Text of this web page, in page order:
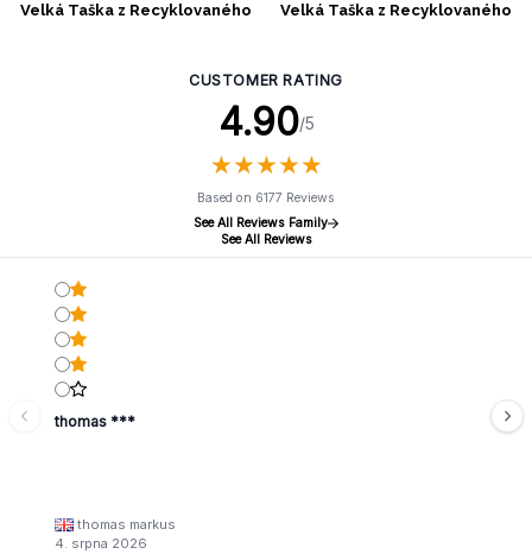
Velká Taška z Recyklovaného
Velká Taška z Recyklovaného
CUSTOMER RATING
4.90/5
★★★★★
★★★★★
Based on 6177 Reviews
See All Reviews Family
See All Reviews
thomas ***
thomas markus
4. srpna 2026